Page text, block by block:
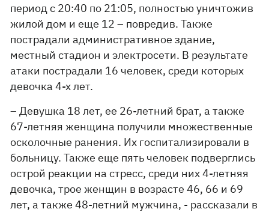
период с 20:40 по 21:05, полностью уничтожив
жилой дом и еще 12 – повредив. Также
пострадали административное здание,
местный стадион и электросети. В результате
атаки пострадали 16 человек, среди которых
девочка 4-х лет.
– Девушка 18 лет, ее 26-летний брат, а также
67-летняя женщина получили множественные
осколочные ранения. Их госпитализировали в
больницу. Также еще пять человек подверглись
острой реакции на стресс, среди них 4-летняя
девочка, трое женщин в возрасте 46, 66 и 69
лет, а также 48-летний мужчина, - рассказали в